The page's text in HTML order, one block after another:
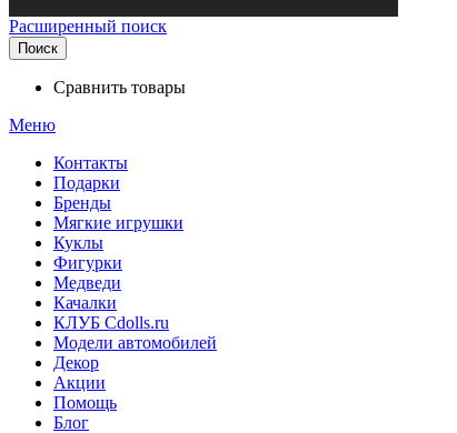
Расширенный поиск
Поиск
Сравнить товары
Меню
Контакты
Подарки
Бренды
Мягкие игрушки
Куклы
Фигурки
Медведи
Качалки
КЛУБ Cdolls.ru
Модели автомобилей
Декор
Акции
Помощь
Блог